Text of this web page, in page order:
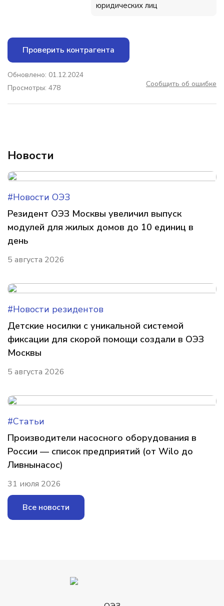
юридических лиц
Проверить контрагента
Обновлено: 01.12.2024
Просмотры: 478
Сообщить об ошибке
Новости
#Новости ОЭЗ
Резидент ОЭЗ Москвы увеличил выпуск
модулей для жилых домов до 10 единиц в
день
5 августа 2026
#Новости резидентов
Детские носилки с уникальной системой
фиксации для скорой помощи создали в ОЭЗ
Москвы
5 августа 2026
#Статьи
Производители насосного оборудования в
России — список предприятий (от Wilo до
Ливнынасос)
31 июля 2026
Все новости